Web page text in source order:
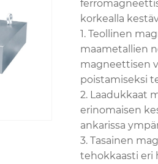
korkealla
1. Teollinen
maametallien
magneettisen
poistamiseksi
2. Laadukkaat
erinomaisen
ankarissa
3. Tasainen
tehokkaasti eri